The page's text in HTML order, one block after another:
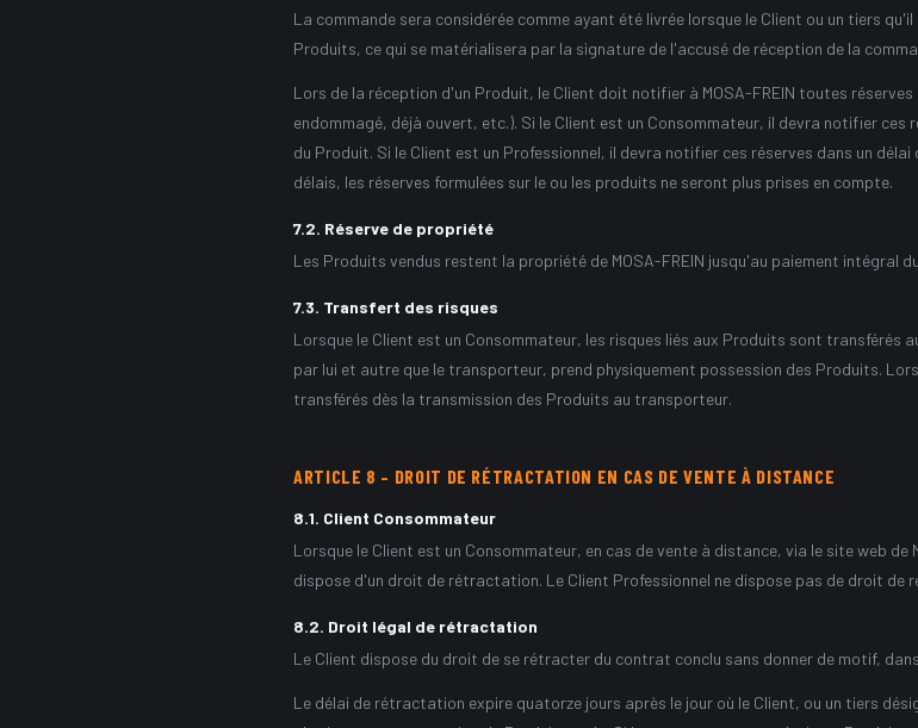
La commande sera considérée comme ayant été livrée lorsque le Client ou un tiers
Produits, ce qui se matérialisera par la signature de l'accusé de réception de la
Lors de la réception d'un Produit, le Client doit notifier à MOSA-FREIN toutes
endommagé, déjà ouvert, etc.). Si le Client est un Consommateur, il devra notifier ces
du Produit. Si le Client est un Professionnel, il devra notifier ces réserves dans un
délais, les réserves formulées sur le ou les produits ne seront plus prises en compte.
7.2. Réserve de propriété
Les Produits vendus restent la propriété de MOSA-FREIN jusqu'au paiement intégral
7.3. Transfert des risques
Lorsque le Client est un Consommateur, les risques liés aux Produits sont transférés
par lui et autre que le transporteur, prend physiquement possession des Produits.
transférés dès la transmission des Produits au transporteur.
ARTICLE 8 – DROIT DE RÉTRACTATION EN CAS DE VENTE À DISTANCE
8.1. Client Consommateur
Lorsque le Client est un Consommateur, en cas de vente à distance, via le site web de
dispose d'un droit de rétractation. Le Client Professionnel ne dispose pas de droit de
8.2. Droit légal de rétractation
Le Client dispose du droit de se rétracter du contrat conclu sans donner de motif,
Le délai de rétractation expire quatorze jours après le jour où le Client, ou un tiers